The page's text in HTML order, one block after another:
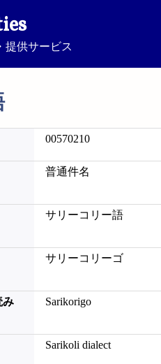
提供サービス
00570210
普通件名
サリーコリー語
サリーコリーゴ
み Sarikorigo
Sarikoli dialect